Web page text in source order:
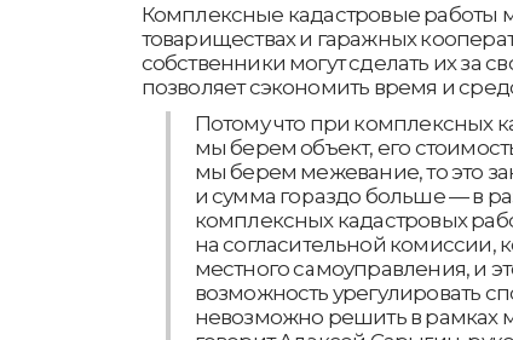
Комплексные кадастровые работы
товариществах и гаражных
собственники могут сделать их за
позволяет сэкономить время и
Потому что при комплексных
мы берем объект, его
мы берем межевание, то это
и сумма гораздо больше — в
комплексных кадастровых
на согласительной комиссии,
местного самоуправления, и
возможность урегулировать
невозможно решить в рамках